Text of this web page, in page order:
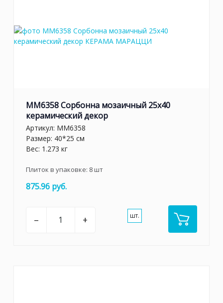
MM6358 Сорбонна мозаичный 25x40
керамический декор
Артикул: MM6358
Размер: 40*25 см
Вес: 1.273 кг
Плиток в упаковке: 8шт
875.96 руб.
– + шт.